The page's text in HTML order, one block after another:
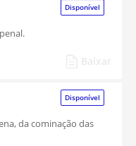
Disponível
Disponível
da cominação das